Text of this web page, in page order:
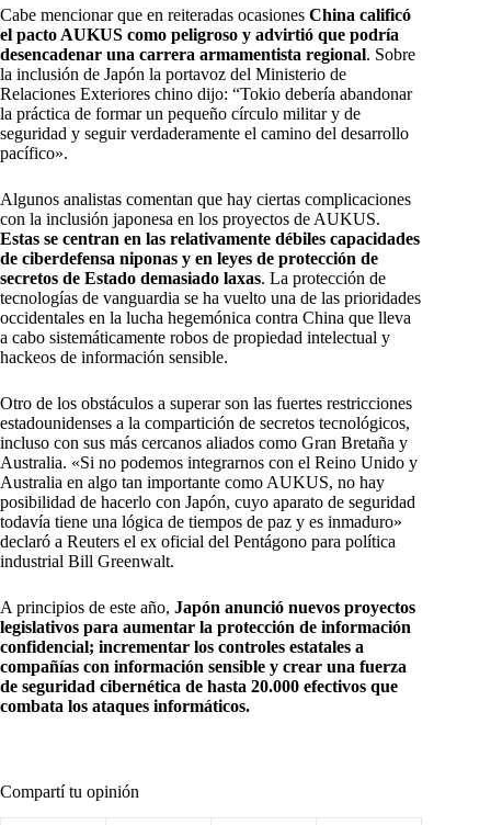
Cabe mencionar que en reiteradas ocasiones China calificó
el pacto AUKUS como peligroso y advirtió que podría
desencadenar una carrera armamentista regional. Sobre
la inclusión de Japón la portavoz del Ministerio de
Relaciones Exteriores chino dijo: “Tokio debería abandonar
la práctica de formar un pequeño círculo militar y de
seguridad y seguir verdaderamente el camino del desarrollo
pacífico».
Algunos analistas comentan que hay ciertas complicaciones
con la inclusión japonesa en los proyectos de AUKUS.
Estas se centran en las relativamente débiles capacidades
de ciberdefensa niponas y en leyes de protección de
secretos de Estado demasiado laxas. La protección de
tecnologías de vanguardia se ha vuelto una de las prioridades
occidentales en la lucha hegemónica contra China que lleva
a cabo sistemáticamente robos de propiedad intelectual y
hackeos de información sensible.
Otro de los obstáculos a superar son las fuertes restricciones
estadounidenses a la compartición de secretos tecnológicos,
incluso con sus más cercanos aliados como Gran Bretaña y
Australia. «Si no podemos integrarnos con el Reino Unido y
Australia en algo tan importante como AUKUS, no hay
posibilidad de hacerlo con Japón, cuyo aparato de seguridad
todavía tiene una lógica de tiempos de paz y es inmaduro»
declaró a Reuters el ex oficial del Pentágono para política
industrial Bill Greenwalt.
A principios de este año, Japón anunció nuevos proyectos
legislativos para aumentar la protección de información
confidencial; incrementar los controles estatales a
compañías con información sensible y crear una fuerza
de seguridad cibernética de hasta 20.000 efectivos que
combata los ataques informáticos.
Compartí tu opinión